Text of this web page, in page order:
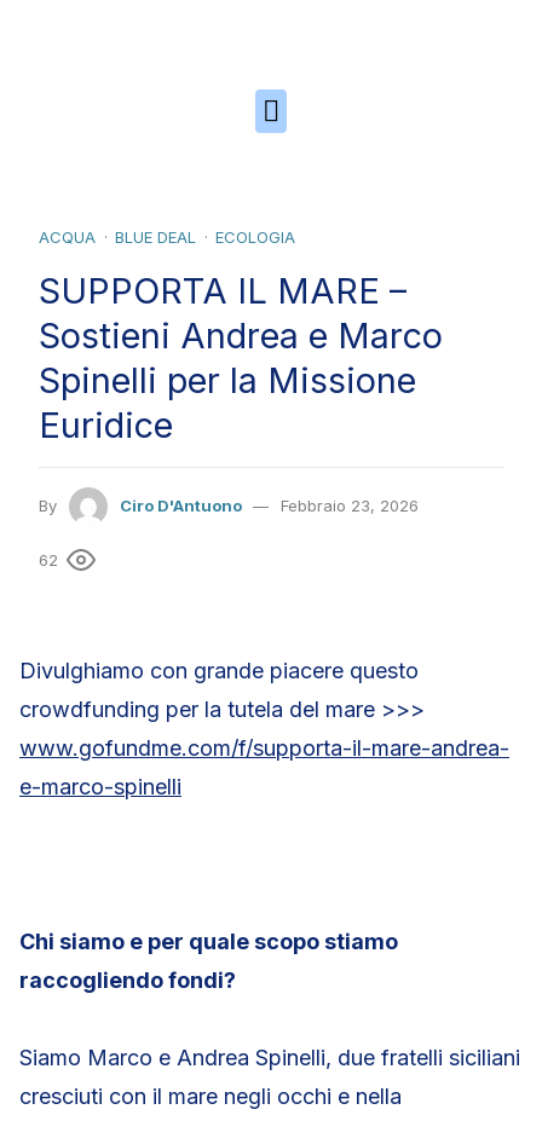
ACQUA BLUE DEAL ECOLOGIA
SUPPORTA IL MARE –
Sostieni Andrea e Marco
Spinelli per la Missione
Euridice
By Ciro D'Antuono Febbraio 23, 2026
62
Divulghiamo con grande piacere questo
crowdfunding per la tutela del mare >>>
www.gofundme.com/f/supporta-il-mare-andrea-
e-marco-spinelli
Chi siamo e per quale scopo stiamo
raccogliendo fondi?
Siamo Marco e Andrea Spinelli, due fratelli siciliani
cresciuti con il mare negli occhi e nella